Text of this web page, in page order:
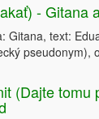
- Gitana
Gitana, text:
pseudonym),
(Dajte tomu